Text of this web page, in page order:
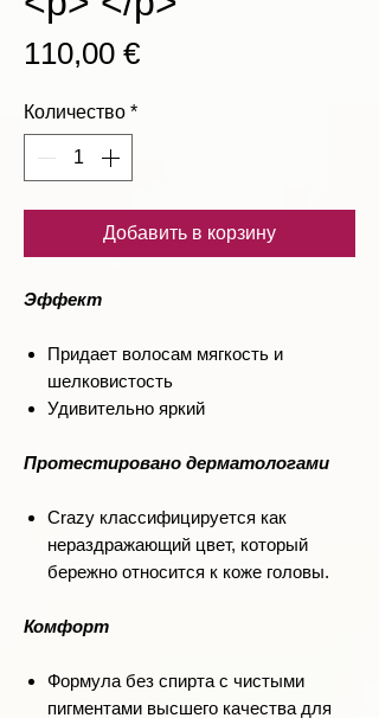
110,00 €Цена
Количество *
Добавить в корзину
Эффект
Придает волосам мягкость и
шелковистость
Удивительно яркий
Протестировано дерматологами
Crazy классифицируется как
нераздражающий цвет, который
бережно относится к коже головы.
Комфорт
Формула без спирта с чистыми
пигментами высшего качества для